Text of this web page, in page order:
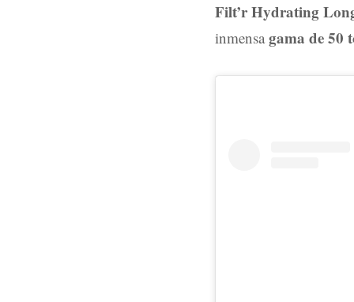
Filt’r Hydrating
inmensa gama de 50